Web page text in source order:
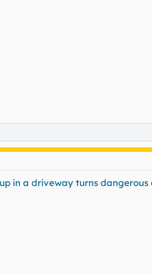
in a driveway turns